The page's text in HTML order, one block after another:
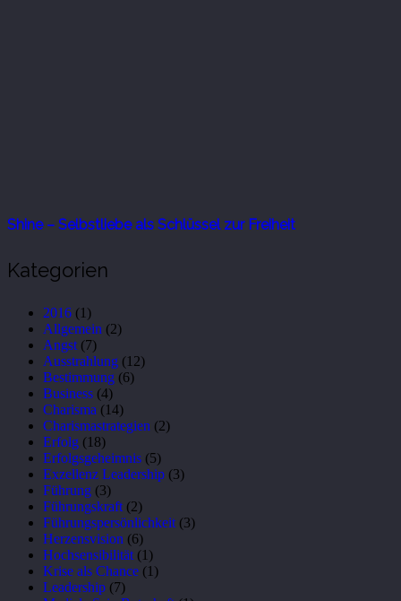
Shine – Selbstliebe als Schlüssel zur Freiheit
Kategorien
2016 (1)
Allgemein (2)
Angst (7)
Ausstrahlung (12)
Bestimmung (6)
Business (4)
Charisma (14)
Charismastrategien (2)
Erfolg (18)
Erfolgsgeheimnis (5)
Exzellenz Leadership (3)
Führung (3)
Führungskraft (2)
Führungspersönlichkeit (3)
Herzensvision (6)
Hochsensibilität (1)
Krise als Chance (1)
Leadership (7)